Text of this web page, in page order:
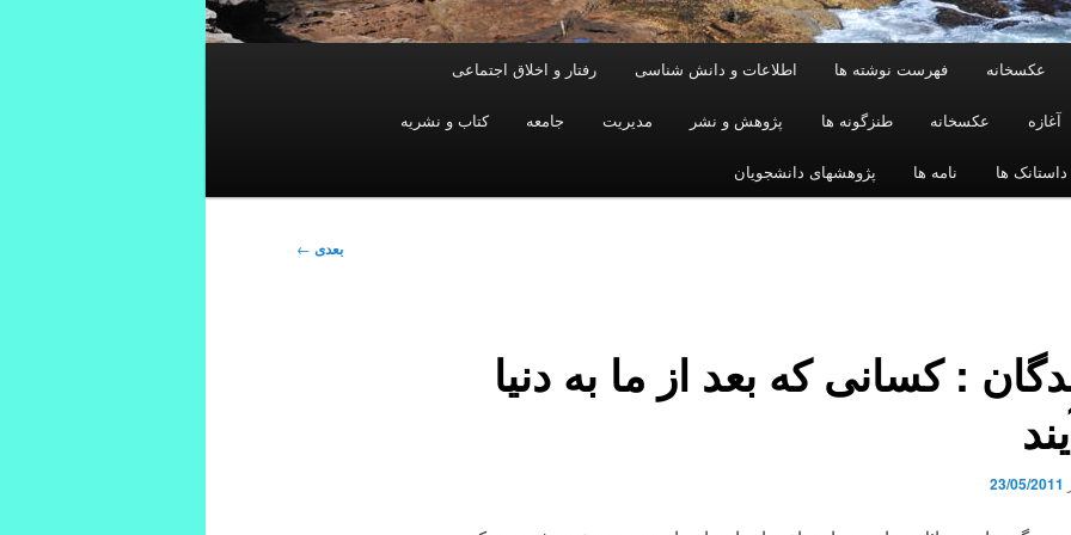
عکسخانه فهرست نوشته ها اطلاعات و دانش شناسی رفتار و اخلاق اجتماعی
آغازه عکسخانه طنزگونه ها پژوهش و نشر مدیریت جامعه کتاب و نشریه
داستانک ها نامه ها پژوهشهای دانشجویان
بعدی ←
: کسانی که بعد از ما به دنیا
23/05/2011